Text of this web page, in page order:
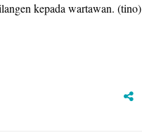
kepada wartawan. (tino)